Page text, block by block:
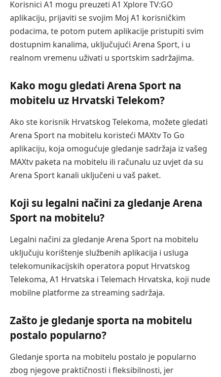
Korisnici A1 mogu preuzeti A1 Xplore TV:GO
aplikaciju, prijaviti se svojim Moj A1 korisničkim
podacima, te potom putem aplikacije pristupiti svim
dostupnim kanalima, uključujući Arena Sport, i u
realnom vremenu uživati u sportskim sadržajima.
Kako mogu gledati Arena Sport na
mobitelu uz Hrvatski Telekom?
Ako ste korisnik Hrvatskog Telekoma, možete gledati
Arena Sport na mobitelu koristeći MAXtv To Go
aplikaciju, koja omogućuje gledanje sadržaja iz vašeg
MAXtv paketa na mobitelu ili računalu uz uvjet da su
Arena Sport kanali uključeni u vaš paket.
Koji su legalni načini za gledanje Arena
Sport na mobitelu?
Legalni načini za gledanje Arena Sport na mobitelu
uključuju korištenje službenih aplikacija i usluga
telekomunikacijskih operatora poput Hrvatskog
Telekoma, A1 Hrvatska i Telemach Hrvatska, koji nude
mobilne platforme za streaming sadržaja.
Zašto je gledanje sporta na mobitelu
postalo popularno?
Gledanje sporta na mobitelu postalo je popularno
zbog njegove praktičnosti i fleksibilnosti, jer